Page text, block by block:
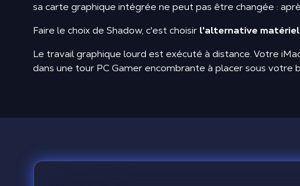
sa carte graphique intégrée ne peut pas être changée :
Faire le choix de Shadow, c'est choisir l'alternative
Le travail graphique lourd est exécuté à distance. Votre
dans une tour PC Gamer encombrante à placer sous votre